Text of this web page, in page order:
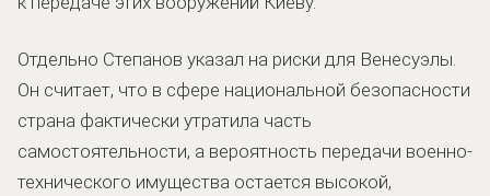
Отдельно Степанов указал на риски для Венесуэлы.
Он считает, что в сфере национальной безопасности
страна фактически утратила часть
самостоятельности, а вероятность передачи военно-
технического имущества остается высокой,